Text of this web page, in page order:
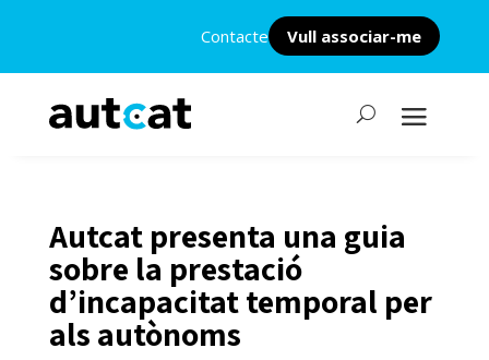
Contacte Vull associar-me
Autcat presenta una guia
sobre la prestació
d’incapacitat temporal per
als autònoms